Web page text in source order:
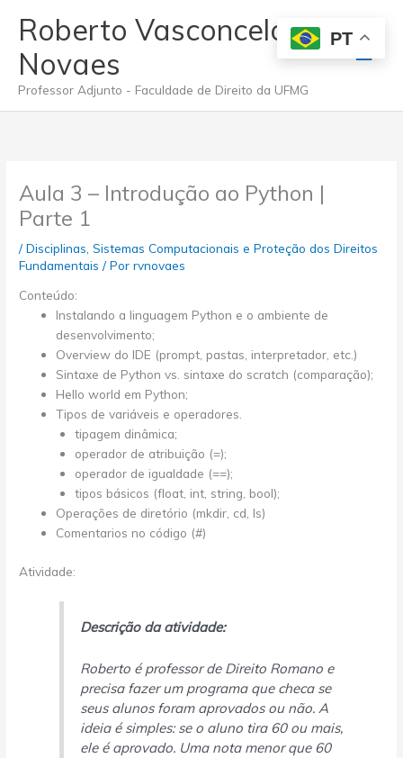
para
conteúdo
Roberto Vasconcelos
Novaes
Professor Adjunto - Faculdade de Direito da UFMG
Aula 3 – Introdução ao Python |
Parte 1
/Disciplinas ,Sistemas Computacionais e Proteção dos Direitos
Fundamentais / Porrvnovaes
Conteúdo:
Instalando a linguagem Python e o ambiente de
desenvolvimento;
Overview do IDE (prompt, pastas, interpretador, etc.)
Sintaxe de Python vs. sintaxe do scratch (comparação);
Hello world em Python;
Tipos de variáveis e operadores.
tipagem dinâmica;
operador de atribuição (=);
operador de igualdade (==);
tipos básicos (float, int, string, bool);
Operações de diretório (mkdir, cd, ls)
Comentarios no código (#)
Atividade:
Descrição da atividade:
Roberto é professor de Direito Romano e
precisa fazer um programa que checa se
seus alunos foram aprovados ou não. A
ideia é simples: se o aluno tira 60 ou mais,
ele é aprovado. Uma nota menor que 60
PT